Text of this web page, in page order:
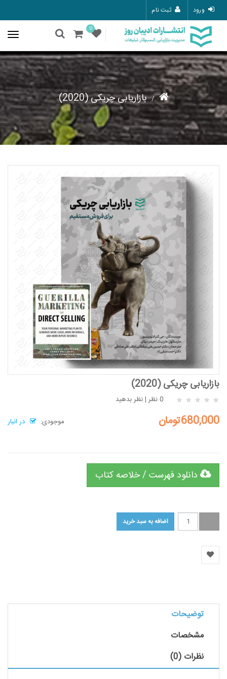
ورود ثبت نام
0
بازاریابی چریکی (2020)
بازاریابی چریکی (2020)
0 نظر |نظر بدهید
موجودی:
در انبار 680,000تومان
دانلود فهرست / خلاصه کتاب
توضیحات
مشخصات
نظرات (0)